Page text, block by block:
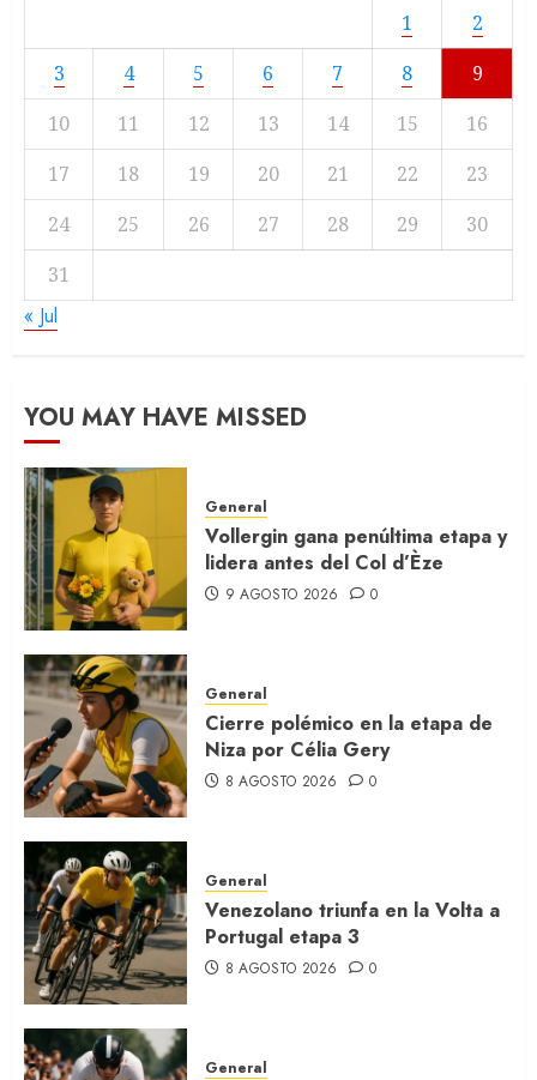
1
2
3
4 5 6 7 8
9
10
11 12 13 14 15
16
17
18 19 20 21 22
23
24
25 26 27 28 29
30
31
« Jul
YOU MAY HAVE MISSED
General
Vollergin gana penúltima etapa y
lidera antes del Col d’Èze
9 AGOSTO 2026 0
General
Cierre polémico en la etapa de
Niza por Célia Gery
8 AGOSTO 2026 0
General
Venezolano triunfa en la Volta a
Portugal etapa 3
8 AGOSTO 2026 0
General